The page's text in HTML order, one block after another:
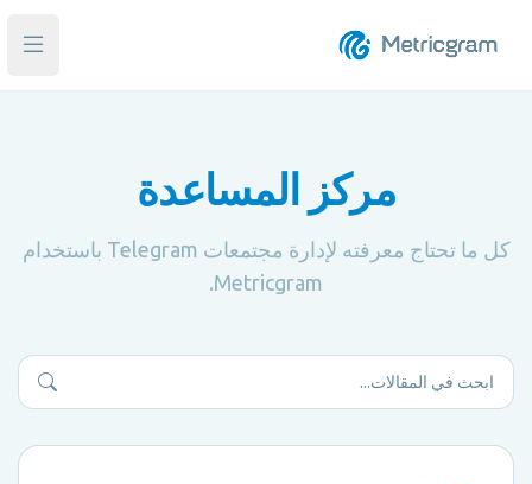
فتح
مركز المساعدة
كل ما تحتاج معرفته لإدارة مجتمعات Telegram باستخدام
Metricgram.